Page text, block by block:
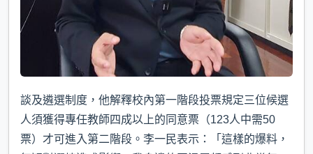
談及遴選制度，他解釋校內第一階段投票規定三位候選
人須獲得專任教師四成以上的同意票（123人中需50
票）才可進入第二階段。李一民表示：「這樣的爆料，